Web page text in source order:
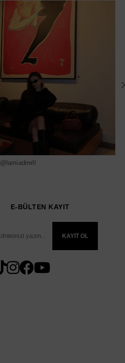
@lamiadmrll
E-BÜLTEN KAYIT
KAYIT OL